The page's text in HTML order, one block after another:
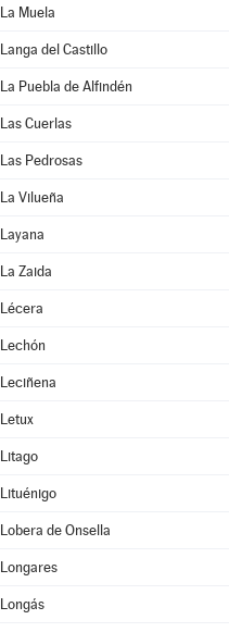
La Muela
Langa del Castillo
La Puebla de Alfindén
Las Cuerlas
Las Pedrosas
La Vilueña
Layana
La Zaida
Lécera
Lechón
Leciñena
Letux
Litago
Lituénigo
Lobera de Onsella
Longares
Longás